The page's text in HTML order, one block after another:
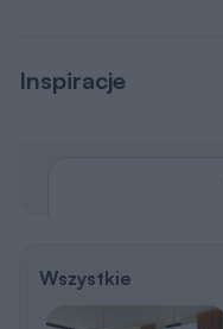
Inspiracje
Wszystkie